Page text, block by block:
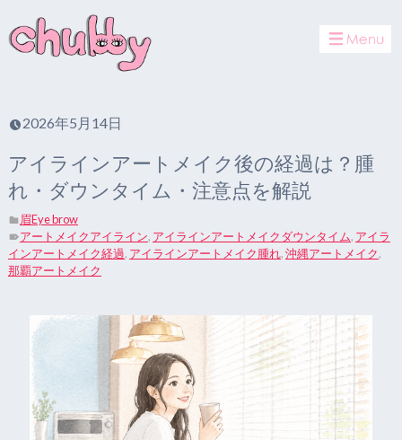
2026年5月14日
アイラインアートメイク後の経過は？腫
れ・ダウンタイム・注意点を解説
眉Eye brow
アートメイクアイライン, アイラインアートメイクダウンタイム, アイラ
インアートメイク経過, アイラインアートメイク腫れ,沖縄アートメイク,
那覇アートメイク